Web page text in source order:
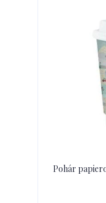
Pohár